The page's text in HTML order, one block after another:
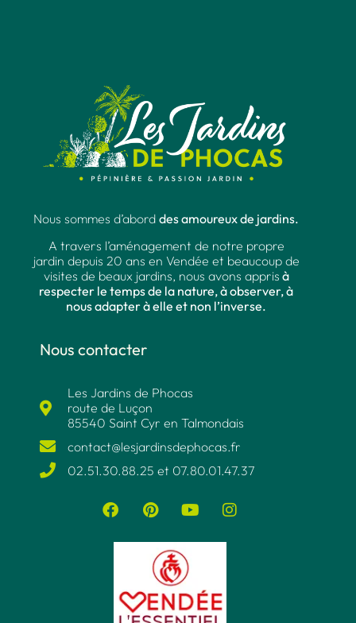
Nous sommes d’abord des amoureux de jardins.
A travers l’aménagement de notre propre
jardin depuis 20 ans en Vendée et beaucoup de
visites de beaux jardins, nous avons appris à
respecter le temps de la nature, à observer, à
nous adapter à elle et non l’inverse.
Nous contacter
Les Jardins de Phocas
route de Luçon
85540 Saint Cyr en Talmondais
contact@lesjardinsdephocas.fr​
02.51.30.88.25 et 07.80.01.47.37​